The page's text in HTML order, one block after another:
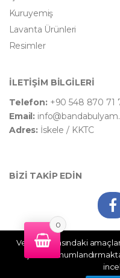
Kuruyemiş
Lavanta Ürünleri
Resimler
İLETİŞİM BİLGİLERİ
Telefon: +90 548 870 71
Email:
Adres: İskele / KKTC
BİZİ TAKİP EDİN
0
Veri politikasındaki
çerez